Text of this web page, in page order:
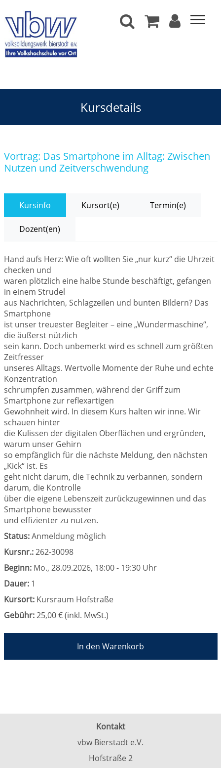
Kursdetails
Vortrag: Das Smartphone im Alltag: Zwischen
Nutzen und Zeitverschwendung
Kursinfo Kursort(e) Termin(e)
Dozent(en)
Hand aufs Herz: Wie oft wollten Sie „nur kurz“ die Uhrzeit
checken und
waren plötzlich eine halbe Stunde beschäftigt, gefangen
in einem Strudel
aus Nachrichten, Schlagzeilen und bunten Bildern? Das
Smartphone
ist unser treuester Begleiter – eine „Wundermaschine“,
die äußerst nützlich
sein kann. Doch unbemerkt wird es schnell zum größten
Zeitfresser
unseres Alltags. Wertvolle Momente der Ruhe und echte
Konzentration
schrumpfen zusammen, während der Griff zum
Smartphone zur reflexartigen
Gewohnheit wird. In diesem Kurs halten wir inne. Wir
schauen hinter
die Kulissen der digitalen Oberflächen und ergründen,
warum unser Gehirn
so empfänglich für die nächste Meldung, den nächsten
„Kick“ ist. Es
geht nicht darum, die Technik zu verbannen, sondern
darum, die Kontrolle
über die eigene Lebenszeit zurückzugewinnen und das
Smartphone bewusster
und effizienter zu nutzen.
Status: Anmeldung möglich
Kursnr.:262-30098
Beginn: Mo., 28.09.2026, 18:00 - 19:30 Uhr
Dauer:1
Kursort:Kursraum Hofstraße
Gebühr:25,00 € (inkl. MwSt.)
In den Warenkorb
Kontakt
vbw Bierstadt e.V.
Hofstraße 2